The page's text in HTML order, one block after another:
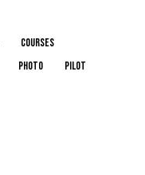
courses
photo
pilot